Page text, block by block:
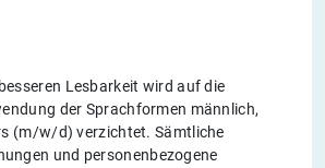
Lesbarkeit wird auf die
der Sprachformen männlich,
(m/w/d) verzichtet. Sämtliche
und personenbezogene